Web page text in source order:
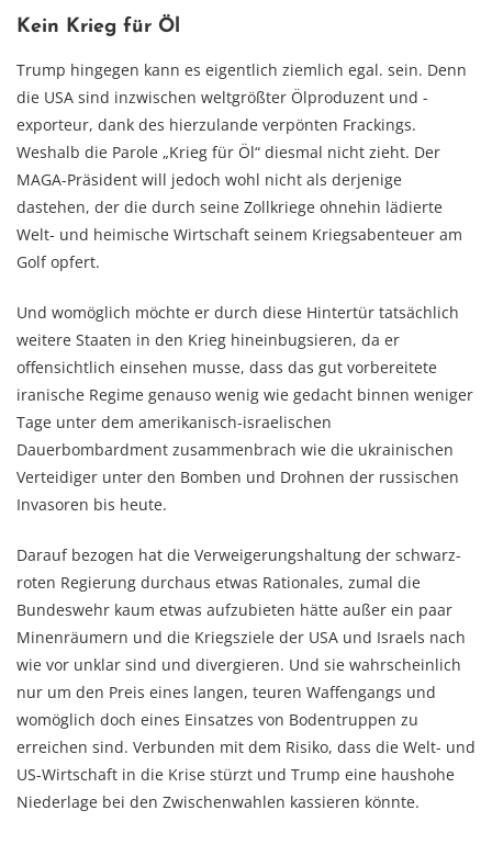
Kein Krieg für Öl
Trump hingegen kann es eigentlich ziemlich egal. sein. Denn
die USA sind inzwischen weltgrößter Ölproduzent und -
exporteur, dank des hierzulande verpönten Frackings.
Weshalb die Parole „Krieg für Öl“ diesmal nicht zieht. Der
MAGA-Präsident will jedoch wohl nicht als derjenige
dastehen, der die durch seine Zollkriege ohnehin lädierte
Welt- und heimische Wirtschaft seinem Kriegsabenteuer am
Golf opfert.
Und womöglich möchte er durch diese Hintertür tatsächlich
weitere Staaten in den Krieg hineinbugsieren, da er
offensichtlich einsehen musse, dass das gut vorbereitete
iranische Regime genauso wenig wie gedacht binnen weniger
Tage unter dem amerikanisch-israelischen
Dauerbombardment zusammenbrach wie die ukrainischen
Verteidiger unter den Bomben und Drohnen der russischen
Invasoren bis heute.
Darauf bezogen hat die Verweigerungshaltung der schwarz-
roten Regierung durchaus etwas Rationales, zumal die
Bundeswehr kaum etwas aufzubieten hätte außer ein paar
Minenräumern und die Kriegsziele der USA und Israels nach
wie vor unklar sind und divergieren. Und sie wahrscheinlich
nur um den Preis eines langen, teuren Waffengangs und
womöglich doch eines Einsatzes von Bodentruppen zu
erreichen sind. Verbunden mit dem Risiko, dass die Welt- und
US-Wirtschaft in die Krise stürzt und Trump eine haushohe
Niederlage bei den Zwischenwahlen kassieren könnte.